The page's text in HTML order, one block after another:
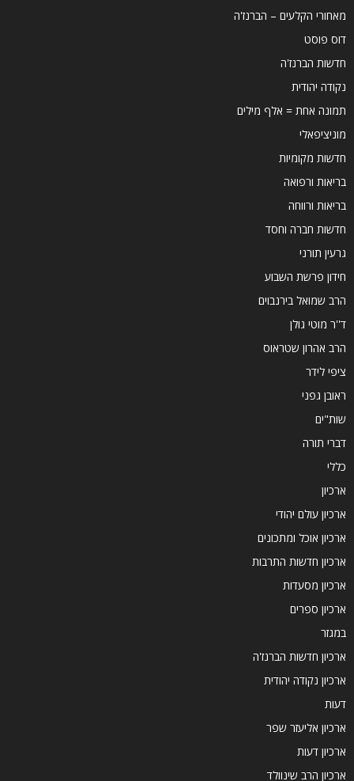
מאחורי הקלעים – הברנז'ה
דוס פוסט
חדשות הברנז'ה
נקודה יהודית
תמונה אחת = אלף מילים
מוניציפאלי
חדשות מקומיות
בריאות ורפואה
בריאות ורווחה
חדשות חברה וחסד
גרעין תורני
חידון פרשת השבוע
הרב שמואל בירנבוים
ד''ר מוטי גולן
הרב אהרון שטראוס
ציפי לידר
ראובן גפני
שות"ים
דברי תורה
כללי
ארכיון
ארכיון עולם יהודי
ארכיון אוכל ומתכונים
ארכיון חדשות התרבות
ארכיון מסעדות
ארכיון ספרים
במגזר
ארכיון חדשות הברנז'ה
ארכיון נקודה יהודית
דעות
ארכיון אליעזר שפר
ארכיון דעות
ארכיון הרב שינוולד